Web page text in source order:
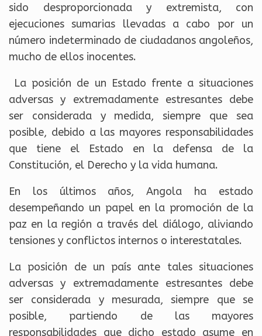
sido desproporcionada y extremista, con
ejecuciones sumarias llevadas a cabo por un
número indeterminado de ciudadanos angoleños,
mucho de ellos inocentes.
La posición de un Estado frente a situaciones
adversas y extremadamente estresantes debe
ser considerada y medida, siempre que sea
posible, debido a las mayores responsabilidades
que tiene el Estado en la defensa de la
Constitución, el Derecho y la vida humana.
En los últimos años, Angola ha estado
desempeñando un papel en la promoción de la
paz en la región a través del diálogo, aliviando
tensiones y conflictos internos o interestatales.
La posición de un país ante tales situaciones
adversas y extremadamente estresantes debe
ser considerada y mesurada, siempre que se
posible, partiendo de las mayores
responsabilidades que dicho estado asume en